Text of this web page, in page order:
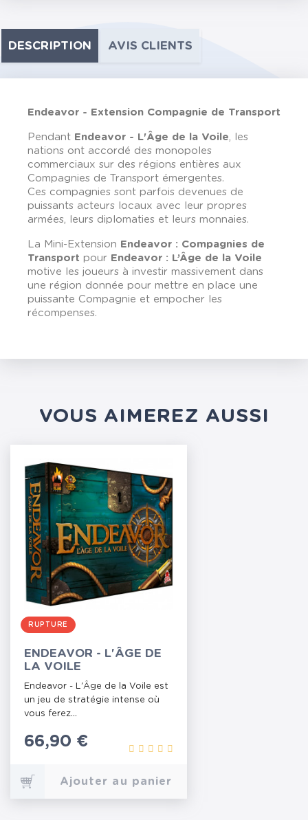
DESCRIPTION AVIS CLIENTS
Endeavor - Extension Compagnie de Transport
Pendant Endeavor - L'Âge de la Voile, les
nations ont accordé des monopoles
commerciaux sur des régions entières aux
Compagnies de Transport émergentes.
Ces compagnies sont parfois devenues de
puissants acteurs locaux avec leur propres
armées, leurs diplomaties et leurs monnaies.
La Mini-Extension Endeavor : Compagnies de
Transport pour Endeavor : L’Âge de la Voile
motive les joueurs à investir massivement dans
une région donnée pour mettre en place une
puissante Compagnie et empocher les
récompenses.
VOUS AIMEREZ AUSSI
RUPTURE
ENDEAVOR - L'ÂGE DE
LA VOILE
Endeavor - L'Âge de la Voile est
un jeu de stratégie intense où
vous ferez...
Prix
66,90 €
Ajouter au panier